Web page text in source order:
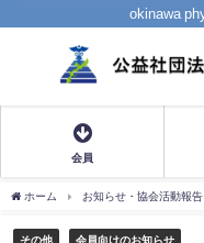
okinawa
会員
ホーム お知らせ・協会活動報告
その他 会員向けのお知らせ